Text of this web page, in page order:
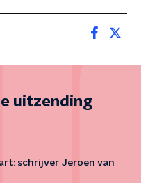
uitzending
schrijver Jeroen van